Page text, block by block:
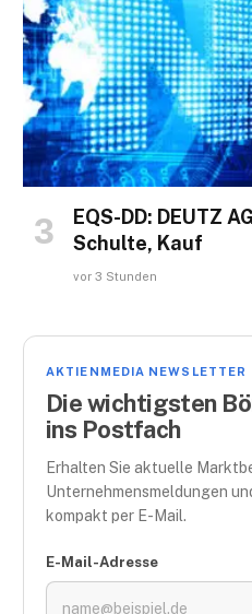
EQS-DD: DEUTZ
Schulte, Kauf
vor 3 Stunden
AKTIENMEDIA NEWSLETTER
Die wichtigsten
ins Postfach
Erhalten Sie aktuelle
Unternehmensmeldungen
kompakt per E-Mail.
E-Mail-Adresse